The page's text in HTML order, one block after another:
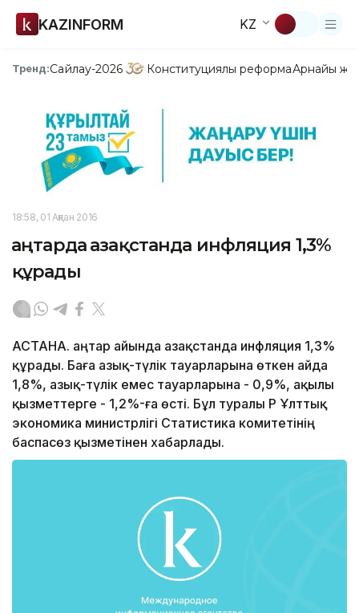
KAZINFORM KZ
Тренд:Сайлау-2026 Конституциялық реформаАрнайы
18:58, 01 Ақпан 2016
Қаңтарда Қазақстанда инфляция 1,3%
құрады
АСТАНА. Қаңтар айында Қазақстанда инфляция 1,3%
құрады. Баға азық-түлік тауарларына өткен айда
1,8%, азық-түлік емес тауарларына - 0,9%, ақылы
қызметтерге - 1,2%-ға өсті. Бұл туралы ҚР Ұлттық
экономика министрлігі Статистика комитетінің
баспасөз қызметінен хабарлады.